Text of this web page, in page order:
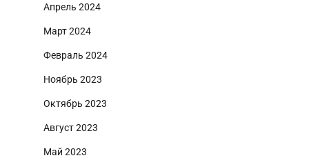
Апрель 2024
Март 2024
Февраль 2024
Ноябрь 2023
Октябрь 2023
Август 2023
Май 2023